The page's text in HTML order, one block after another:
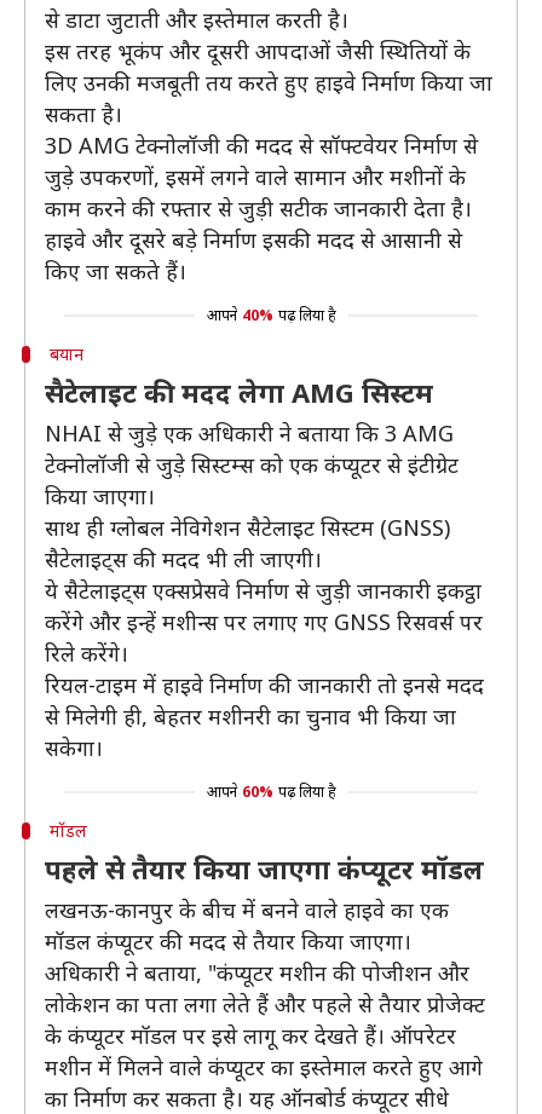
से डाटा जुटाती और इस्तेमाल करती है।
इस तरह भूकंप और दूसरी आपदाओं जैसी स्थितियों के
लिए उनकी मजबूती तय करते हुए हाइवे निर्माण किया जा
सकता है।
3D AMG टेक्नोलॉजी की मदद से सॉफ्टवेयर निर्माण से
जुड़े उपकरणों, इसमें लगने वाले सामान और मशीनों के
काम करने की रफ्तार से जुड़ी सटीक जानकारी देता है।
हाइवे और दूसरे बड़े निर्माण इसकी मदद से आसानी से
किए जा सकते हैं।
आपने 40% पढ़ लिया है
बयान
सैटेलाइट की मदद लेगा AMG सिस्टम
NHAI से जुड़े एक अधिकारी ने बताया कि 3 AMG
टेक्नोलॉजी से जुड़े सिस्टम्स को एक कंप्यूटर से इंटीग्रेट
किया जाएगा।
साथ ही ग्लोबल नेविगेशन सैटेलाइट सिस्टम (GNSS)
सैटेलाइट्स की मदद भी ली जाएगी।
ये सैटेलाइट्स एक्सप्रेसवे निर्माण से जुड़ी जानकारी इकट्ठा
करेंगे और इन्हें मशीन्स पर लगाए गए GNSS रिसवर्स पर
रिले करेंगे।
रियल-टाइम में हाइवे निर्माण की जानकारी तो इनसे मदद
से मिलेगी ही, बेहतर मशीनरी का चुनाव भी किया जा
सकेगा।
आपने 60% पढ़ लिया है
मॉडल
पहले से तैयार किया जाएगा कंप्यूटर मॉडल
लखनऊ-कानपुर के बीच में बनने वाले हाइवे का एक
मॉडल कंप्यूटर की मदद से तैयार किया जाएगा।
अधिकारी ने बताया, "कंप्यूटर मशीन की पोजीशन और
लोकेशन का पता लगा लेते हैं और पहले से तैयार प्रोजेक्ट
के कंप्यूटर मॉडल पर इसे लागू कर देखते हैं। ऑपरेटर
मशीन में मिलने वाले कंप्यूटर का इस्तेमाल करते हुए आगे
का निर्माण कर सकता है। यह ऑनबोर्ड कंप्यूटर सीधे